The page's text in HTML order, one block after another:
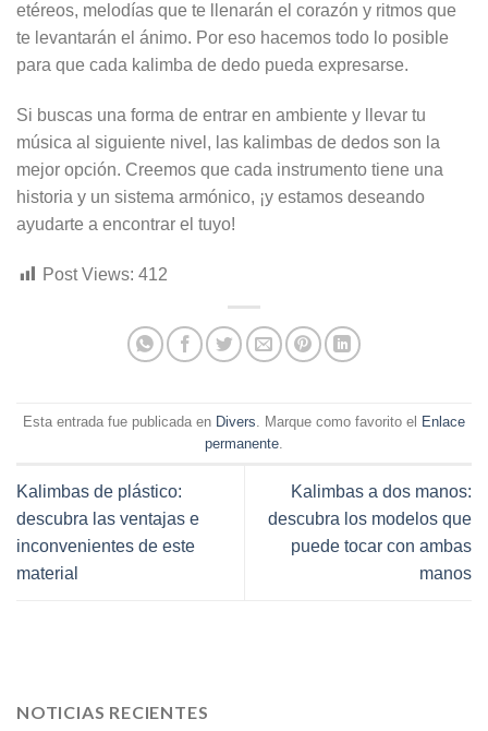
etéreos, melodías que te llenarán el corazón y ritmos que
te levantarán el ánimo. Por eso hacemos todo lo posible
para que cada kalimba de dedo pueda expresarse.
Si buscas una forma de entrar en ambiente y llevar tu
música al siguiente nivel, las kalimbas de dedos son la
mejor opción. Creemos que cada instrumento tiene una
historia y un sistema armónico, ¡y estamos deseando
ayudarte a encontrar el tuyo!
Post Views: 412
Esta entrada fue publicada en Divers . Marque como favorito el Enlace
permanente
Kalimbas de plástico:
descubra las ventajas e
inconvenientes de este
material
Kalimbas a dos manos:
descubra los modelos que
puede tocar con ambas
manos
NOTICIAS RECIENTES